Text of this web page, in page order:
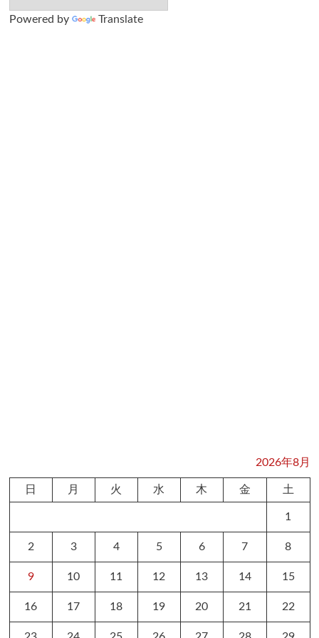
Powered by Translate
2026年8月
日 月 火 水 木 金 土
1
2 3 4 5 6 7 8
9 10 11 12 13 14 15
16 17 18 19 20 21 22